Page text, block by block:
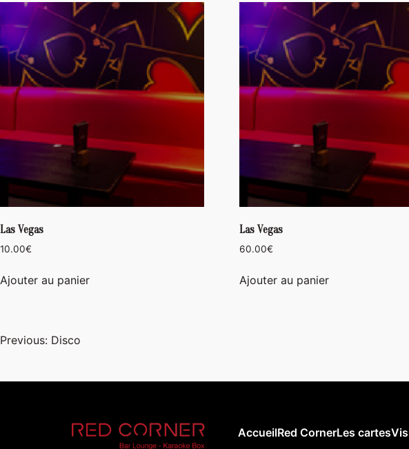
Las Vegas
10.00€
Ajouter au panier
Las Vegas
60.00€
Ajouter au panier
Navigation
Previous: Disco
AccueilRed CornerLes cartes